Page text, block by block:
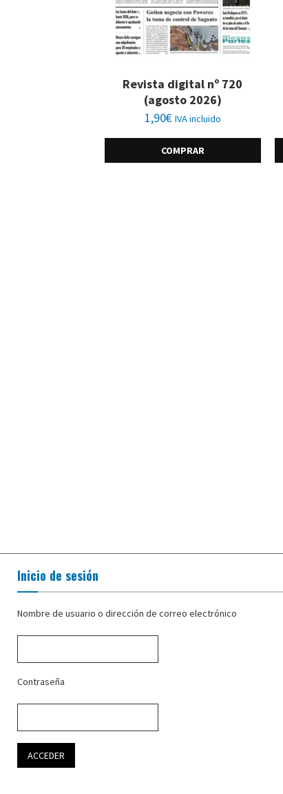
Revista digital nº 720
(agosto 2026)
1,90€ IVA incluido
COMPRAR
Inicio de sesión
Nombre de usuario o dirección de correo electrónico
Contraseña